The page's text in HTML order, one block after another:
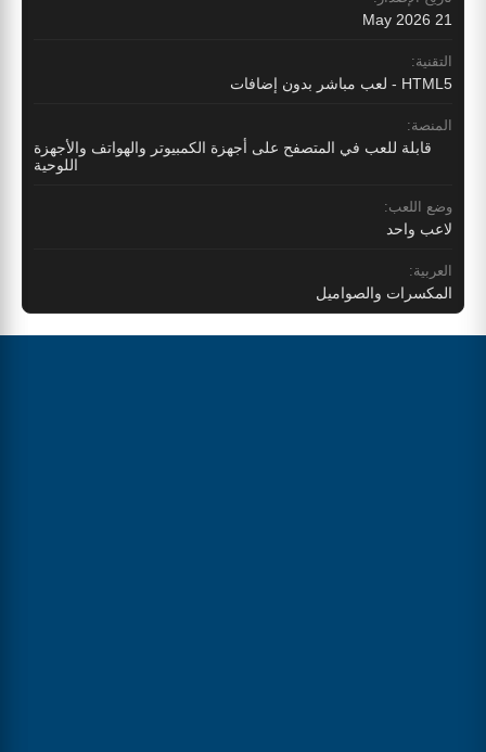
21 May 2026
التقنية:
HTML5 - لعب مباشر بدون إضافات
المنصة:
قابلة للعب في المتصفح على أجهزة الكمبيوتر والهواتف والأجهزة
اللوحية
وضع اللعب:
لاعب واحد
العربية:
المكسرات والصواميل